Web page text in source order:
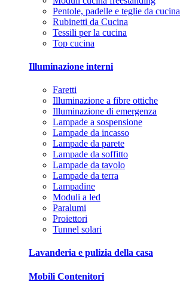
Pentole, padelle e teglie da cucina
Rubinetti da Cucina
Tessili per la cucina
Top cucina
Illuminazione interni
Faretti
Illuminazione a fibre ottiche
Illuminazione di emergenza
Lampade a sospensione
Lampade da incasso
Lampade da parete
Lampade da soffitto
Lampade da tavolo
Lampade da terra
Lampadine
Moduli a led
Paralumi
Proiettori
Tunnel solari
Lavanderia e pulizia della casa
Mobili Contenitori